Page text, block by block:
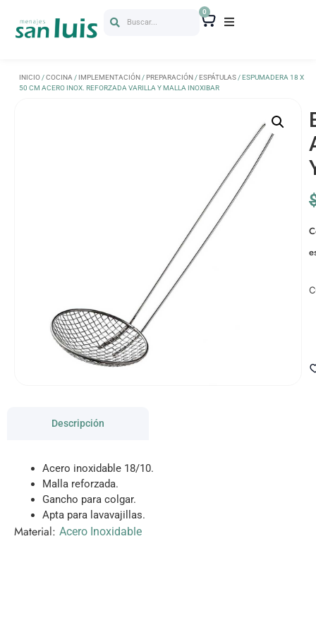
Buscar...
0
INICIO /COCINA / IMPLEMENTACIÓN /PREPARACIÓN /ESPÁTULAS / ESPUMADERA 18 X
50 CM ACERO INOX. REFORZADA VARILLA Y MALLA INOXIBAR
Descripción
Acero inoxidable 18/10.
Malla reforzada.
Gancho para colgar.
Apta para lavavajillas.
Material: Acero Inoxidable